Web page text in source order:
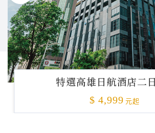
特選高雄日航酒店二
$ 4,999 元起